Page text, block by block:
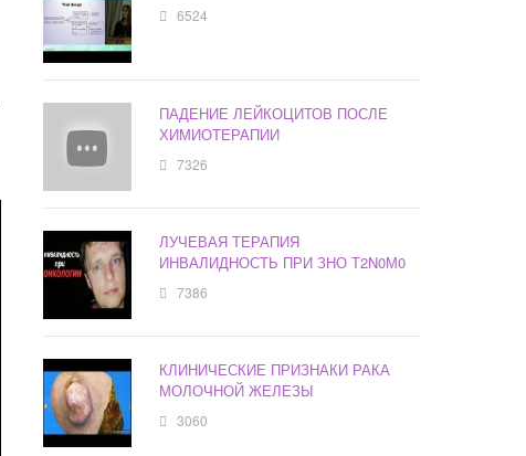
6524
ПАДЕНИЕ ЛЕЙКОЦИТОВ ПОСЛЕ
ХИМИОТЕРАПИИ
7326
ЛУЧЕВАЯ ТЕРАПИЯ
ИНВАЛИДНОСТЬ ПРИ ЗНО Т2N0М0
7386
КЛИНИЧЕСКИЕ ПРИЗНАКИ РАКА
МОЛОЧНОЙ ЖЕЛЕЗЫ
3060